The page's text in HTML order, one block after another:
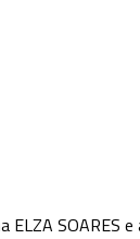
SOARES